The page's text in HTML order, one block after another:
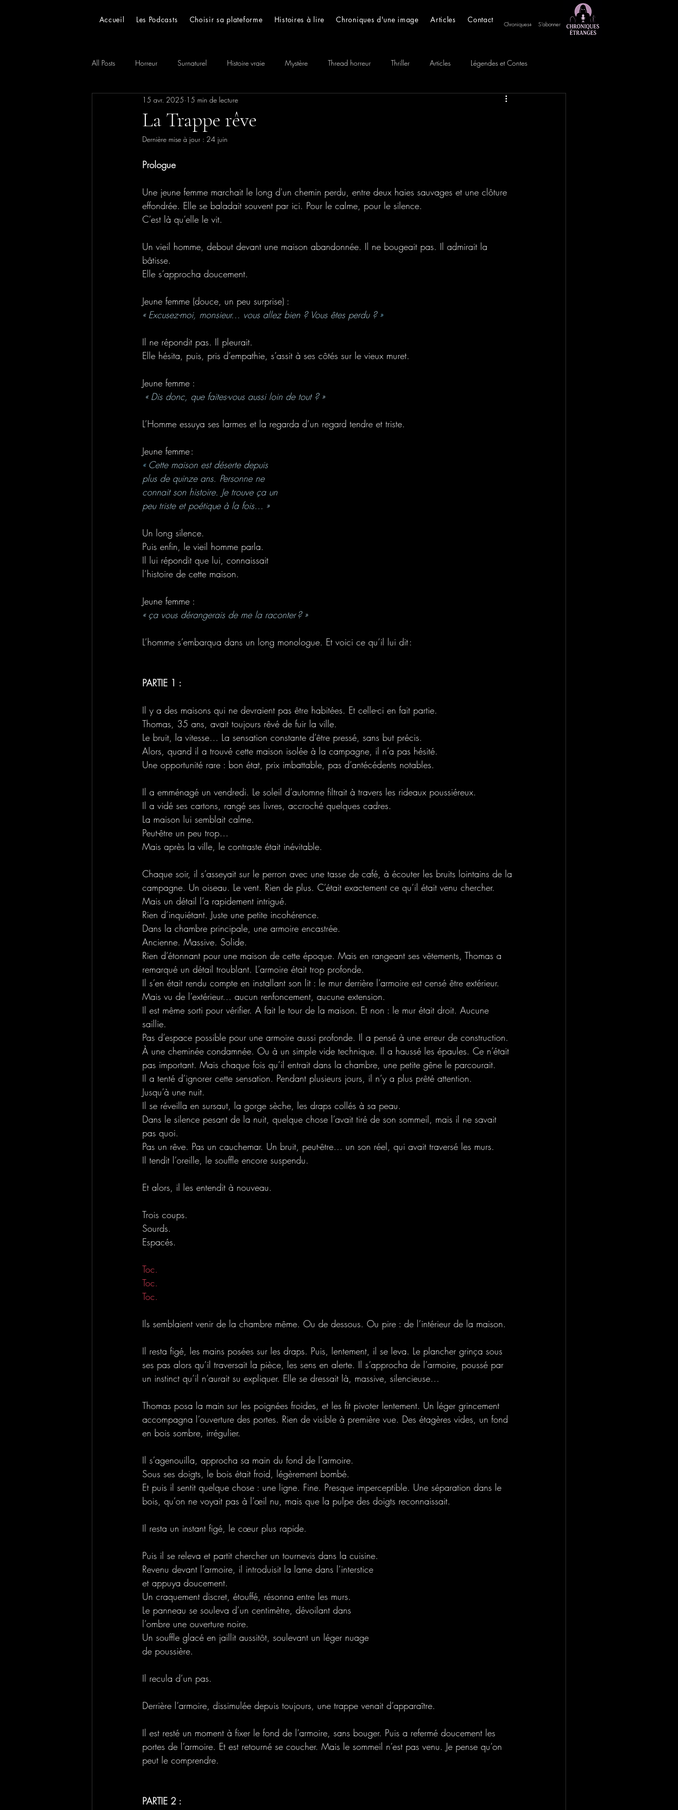
Accueil Les Podcasts Choisir sa plateforme Histoires à lire Chroniques d'une image Articles Contact S'abonner
Chroniques+
All Posts Horreur Surnaturel Histoire vraie Mystère Thread horreur Thriller Articles Légendes et Contes
Réservé aux abonnées Toutes les Histoires
​La Trappe rêve
15 avr. 2025 15 min de lecture
Dernière mise à jour : 24 juin
Prologue
Une jeune femme marchait le long d'un chemin perdu, entre deux haies sauvages et une clôture
effondrée. Elle se baladait souvent par ici. Pour le calme, pour le silence.
C’est là qu’elle le vit.
Un vieil homme, debout devant une maison abandonnée. Il ne bougeait pas. Il admirait la
bâtisse.
Elle s’approcha doucement.
Jeune femme (douce, un peu surprise) :
« Excusez-moi, monsieur… vous allez bien ? Vous êtes perdu ? »
Il ne répondit pas. Il pleurait.
Elle hésita, puis, pris d’empathie, s’assit à ses côtés sur le vieux muret.
Jeune femme :
« Dis donc, que faites-vous aussi loin de tout ? »
L’Homme essuya ses larmes et la regarda d’un regard tendre et triste.
Jeune femme :
« Cette maison est déserte depuis
plus de quinze ans. Personne ne
connait son histoire. Je trouve ça un
peu triste et poétique à la fois… »
Un long silence.
Puis enfin, le vieil homme parla.
Il lui répondit que lui, connaissait
l’histoire de cette maison.
Jeune femme :
« ça vous dérangerais de me la raconter ? »
L’homme s’embarqua dans un long monologue. Et voici ce qu’il lui dit :
PARTIE 1 :
Il y a des maisons qui ne devraient pas être habitées. Et celle-ci en fait partie.
Thomas, 35 ans, avait toujours rêvé de fuir la ville.
Le bruit, la vitesse… La sensation constante d’être pressé, sans but précis.
Alors, quand il a trouvé cette maison isolée à la campagne, il n’a pas hésité.
Une opportunité rare : bon état, prix imbattable, pas d’antécédents notables.
Il a emménagé un vendredi. Le soleil d’automne filtrait à travers les rideaux poussiéreux.
Il a vidé ses cartons, rangé ses livres, accroché quelques cadres.
La maison lui semblait calme.
Peut-être un peu trop…
Mais après la ville, le contraste était inévitable.
Chaque soir, il s’asseyait sur le perron avec une tasse de café, à écouter les bruits lointains de la
campagne. Un oiseau. Le vent. Rien de plus. C’était exactement ce qu’il était venu chercher.
Mais un détail l’a rapidement intrigué.
Rien d’inquiétant. Juste une petite incohérence.
Dans la chambre principale, une armoire encastrée.
Ancienne. Massive. Solide.
Rien d’étonnant pour une maison de cette époque. Mais en rangeant ses vêtements, Thomas a
remarqué un détail troublant. L’armoire était trop profonde.
Il s’en était rendu compte en installant son lit : le mur derrière l’armoire est censé être extérieur.
Mais vu de l’extérieur… aucun renfoncement, aucune extension.
Il est même sorti pour vérifier. A fait le tour de la maison. Et non : le mur était droit. Aucune
saillie.
Pas d’espace possible pour une armoire aussi profonde. Il a pensé à une erreur de construction.
À une cheminée condamnée. Ou à un simple vide technique. Il a haussé les épaules. Ce n’était
pas important. Mais chaque fois qu’il entrait dans la chambre, une petite gêne le parcourait.
Il a tenté d’ignorer cette sensation. Pendant plusieurs jours, il n’y a plus prêté attention.
Jusqu’à une nuit.
Il se réveilla en sursaut, la gorge sèche, les draps collés à sa peau.
Dans le silence pesant de la nuit, quelque chose l’avait tiré de son sommeil, mais il ne savait
pas quoi.
Pas un rêve. Pas un cauchemar. Un bruit, peut-être… un son réel, qui avait traversé les murs.
Il tendit l’oreille, le souffle encore suspendu.
Et alors, il les entendit à nouveau.
Trois coups.
Sourds.
Espacés.
Toc.
Toc.
Toc.
Ils semblaient venir de la chambre même. Ou de dessous. Ou pire : de l’intérieur de la maison.
Il resta figé, les mains posées sur les draps. Puis, lentement, il se leva. Le plancher grinça sous
ses pas alors qu’il traversait la pièce, les sens en alerte. Il s’approcha de l’armoire, poussé par
un instinct qu’il n’aurait su expliquer. Elle se dressait là, massive, silencieuse…
Thomas posa la main sur les poignées froides, et les fit pivoter lentement. Un léger grincement
accompagna l’ouverture des portes. Rien de visible à première vue. Des étagères vides, un fond
en bois sombre, irrégulier.
Il s’agenouilla, approcha sa main du fond de l’armoire.
Sous ses doigts, le bois était froid, légèrement bombé.
Et puis il sentit quelque chose : une ligne. Fine. Presque imperceptible. Une séparation dans le
bois, qu’on ne voyait pas à l’œil nu, mais que la pulpe des doigts reconnaissait.
Il resta un instant figé, le cœur plus rapide.
Puis il se releva et partit chercher un tournevis dans la cuisine.
Revenu devant l’armoire, il introduisit la lame dans l’interstice
et appuya doucement.
Un craquement discret, étouffé, résonna entre les murs.
Le panneau se souleva d’un centimètre, dévoilant dans
l’ombre une ouverture noire.
Un souffle glacé en jaillit aussitôt, soulevant un léger nuage
de poussière.
Il recula d’un pas.
Derrière l’armoire, dissimulée depuis toujours, une trappe venait d’apparaître.
Il est resté un moment à fixer le fond de l’armoire, sans bouger. Puis a refermé doucement les
portes de l’armoire. Et est retourné se coucher. Mais le sommeil n’est pas venu. Je pense qu’on
peut le comprendre.
PARTIE 2 :